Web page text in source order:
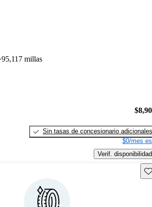
95,117 millas
Sin tasas de concesionario adicionales
$0/mes
Verif. disponibilidad